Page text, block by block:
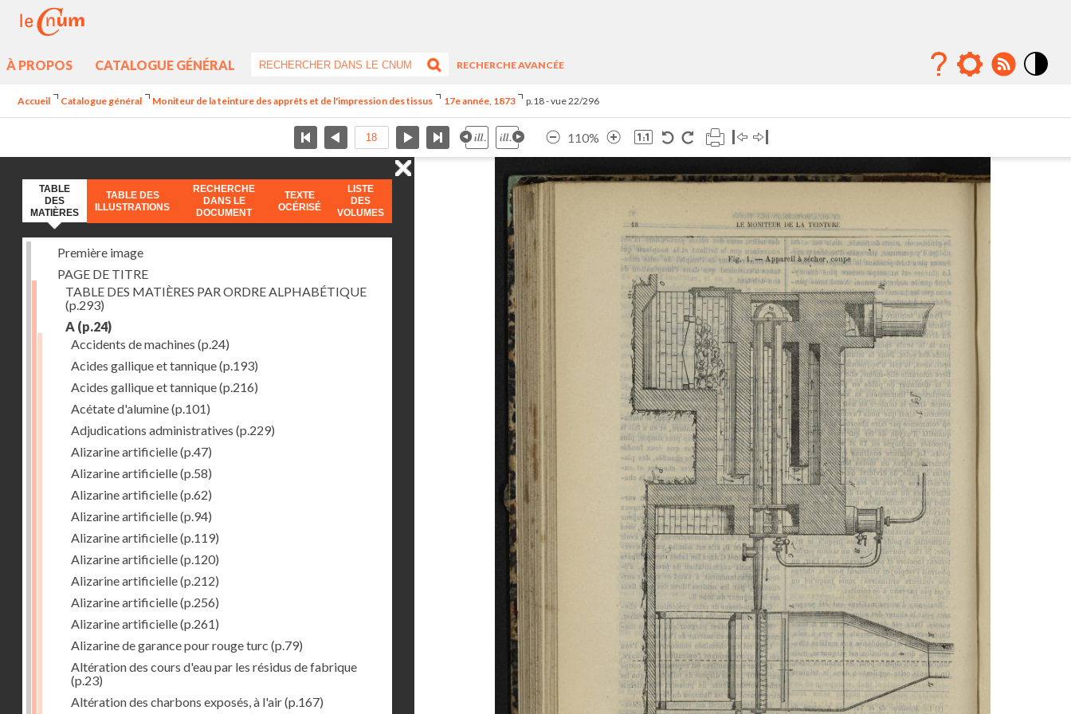
À PROPOS CATALOGUE GÉNÉRAL
RECHERCHE AVANCÉE
Accueil Catalogue général Moniteur de la teinture des apprêts et de l'impression des tissus 17e année, 1873 p.18 - vue 22/296
110%
TABLE
DES
MATIÈRES
TABLE DES
ILLUSTRATIONS
RECHERCHE
DANS LE
DOCUMENT
TEXTE
OCÉRISÉ
LISTE
DES
VOLUMES
Première image
PAGE DE TITRE
TABLE DES MATIÈRES PAR ORDRE ALPHABÉTIQUE
(p.293)
A (p.24)
Accidents de machines (p.24)
Acides gallique et tannique(p.193)
Acides gallique et tannique(p.216)
Acétate d'alumine(p.101)
Adjudications administratives (p.229)
Alizarine artificielle(p.47)
Alizarine artificielle(p.58)
Alizarine artificielle(p.62)
Alizarine artificielle(p.94)
Alizarine artificielle(p.119)
Alizarine artificielle(p.120)
Alizarine artificielle(p.212)
Alizarine artificielle(p.256)
Alizarine artificielle(p.261)
Alizarine de garance pour rouge turc (p.79)
Altération des cours d'eau par les résidus de fabrique
(p.23)
Altération des charbons exposés, à l'air(p.167)